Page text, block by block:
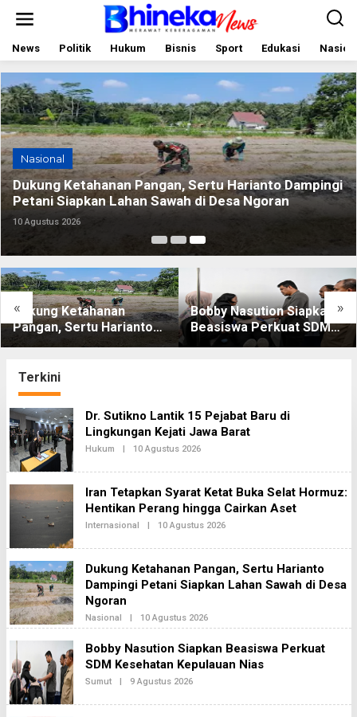
i
e
k
o
n
t
e
n
News Politik Hukum Bisnis Sport Edukasi
Nasional
Dukung Ketahanan Pangan, Sertu Harianto Dampingi
Petani Siapkan Lahan Sawah di Desa Ngoran
10 Agustus 2026
« »
Dukung Ketahanan
Pangan, Sertu Harianto
Dampingi Petani Siapkan
Ngoran
Bobby Nasution Siapkan
Beasiswa Perkuat SDM
Kesehatan Kepulauan
Terkini
B
h
i
n
e
k
N
e
Dr. Sutikno Lantik 15 Pejabat Baru di
Lingkungan Kejati Jawa Barat
Hukum | 10 Agustus 2026O
E
B
H
I
N
K
2
Iran Tetapkan Syarat Ketat Buka Selat Hormuz:
Hentikan Perang hingga Cairkan Aset
Internasional | 10 Agustus 2026O
E
B
H
K
2
Dukung Ketahanan Pangan, Sertu Harianto
Dampingi Petani Siapkan Lahan Sawah di Desa
Ngoran
Nasional | 10 Agustus 2026O
L
H
B
E
Bobby Nasution Siapkan Beasiswa Perkuat
SDM Kesehatan Kepulauan Nias
Sumut | 9 Agustus 2026O
E